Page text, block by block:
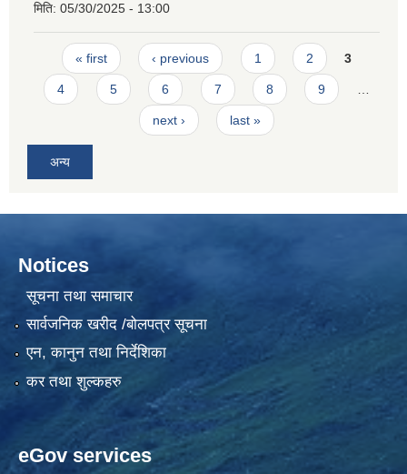
मिति: 05/30/2025 - 13:00
Pages
« first ‹ previous 1 2 3
4 5 6 7 8 9
next › last »
अन्य
Notices
सूचना तथा समाचार
सार्वजनिक खरीद /बोलपत्र सूचना
एन, कानुन तथा निर्देशिका
कर तथा शुल्कहरु
eGov services